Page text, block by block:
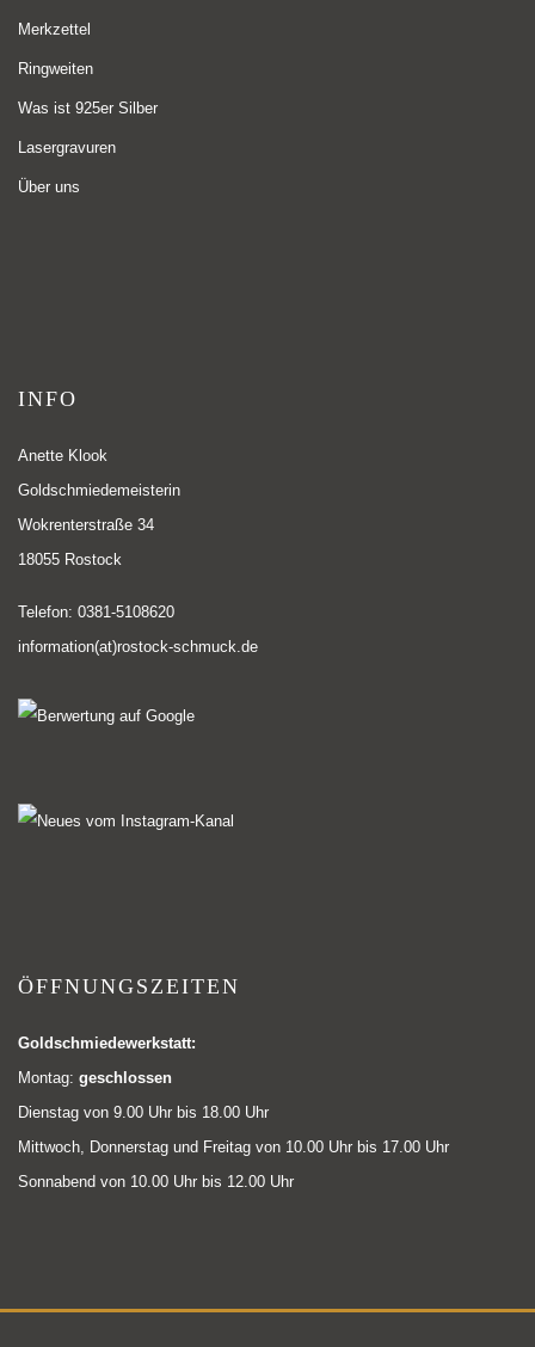
Merkzettel
Ringweiten
Was ist 925er Silber
Lasergravuren
Über uns
INFO
Anette Klook
Goldschmiedemeisterin
Wokrenterstraße 34
18055 Rostock
Telefon: 0381-5108620
information(at)rostock-schmuck.de
ÖFFNUNGSZEITEN
Goldschmiedewerkstatt:
Montag: geschlossen
Dienstag von 9.00 Uhr bis 18.00 Uhr
Mittwoch, Donnerstag und Freitag von 10.00 Uhr bis 17.00 Uhr
Sonnabend von 10.00 Uhr bis 12.00 Uhr